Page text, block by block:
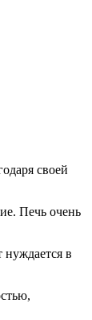
своей
Печь очень
нуждается в